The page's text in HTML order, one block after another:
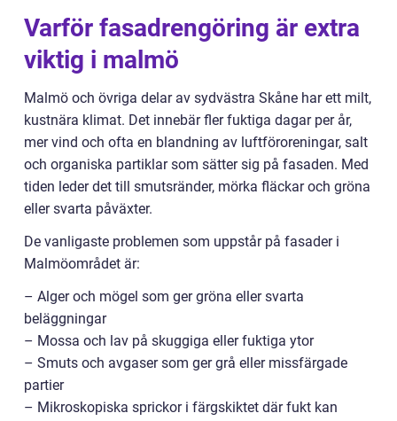
Varför fasadrengöring är extra
viktig i malmö
Malmö och övriga delar av sydvästra Skåne har ett milt,
kustnära klimat. Det innebär fler fuktiga dagar per år,
mer vind och ofta en blandning av luftföroreningar, salt
och organiska partiklar som sätter sig på fasaden. Med
tiden leder det till smutsränder, mörka fläckar och gröna
eller svarta påväxter.
De vanligaste problemen som uppstår på fasader i
Malmöområdet är:
– Alger och mögel som ger gröna eller svarta
beläggningar
– Mossa och lav på skuggiga eller fuktiga ytor
– Smuts och avgaser som ger grå eller missfärgade
partier
– Mikroskopiska sprickor i färgskiktet där fukt kan